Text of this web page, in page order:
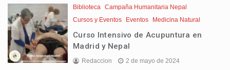
Biblioteca
Campaña Humanitaria Nepal
Cursos y Eventos
Eventos Medicina Natural
Curso Intensivo de Acupuntura en
Madrid y Nepal
Redaccion 2 de mayo de 2024